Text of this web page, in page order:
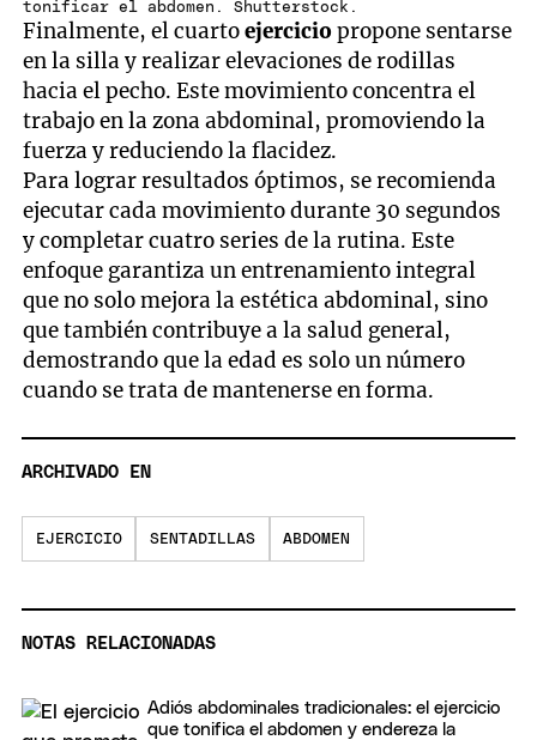
tonificar el abdomen. Shutterstock.
Finalmente, el cuartoejerciciopropone sentarse
en la silla y realizar elevaciones de rodillas
hacia el pecho. Este movimiento concentra el
trabajo en la zona abdominal, promoviendo la
fuerza y reduciendo la flacidez.
Para lograr resultados óptimos, se recomienda
ejecutar cada movimiento durante 30 segundos
y completar cuatro series de la rutina. Este
enfoque garantiza un entrenamiento integral
que no solo mejora la estética abdominal, sino
que también contribuye a la salud general,
demostrando que la edad es solo un número
cuando se trata de mantenerse en forma.
ARCHIVADO EN
EJERCICIO SENTADILLAS ABDOMEN
NOTAS RELACIONADAS
Adiós abdominales tradicionales: el ejercicio
que tonifica el abdomen y endereza la